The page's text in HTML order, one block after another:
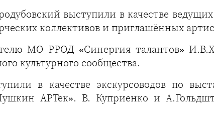
выступили в качестве
коллективов и приглашённых
МО РРОД «Синергия талантов»
культурного сообщества.
в качестве экскурсоводов по
АРТек». В. Куприенко и